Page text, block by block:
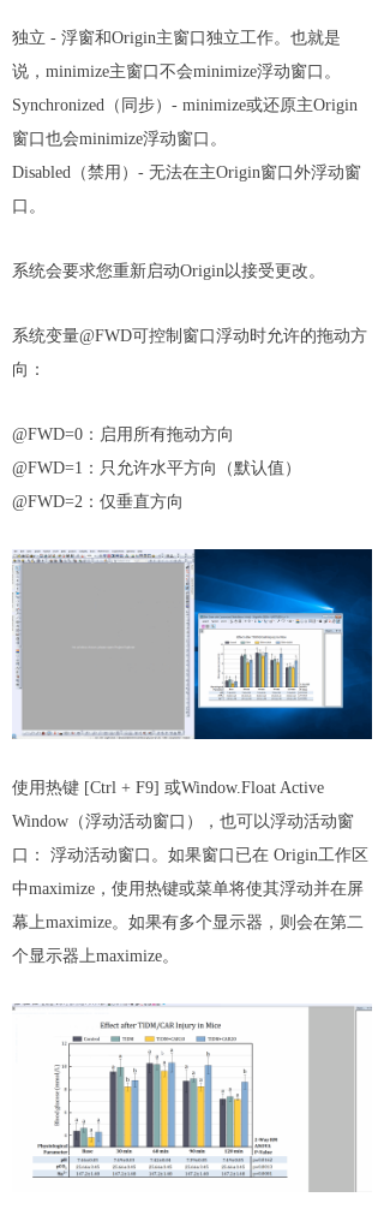
独立 - 浮窗和Origin主窗口独立工作。也就是
说，minimize主窗口不会minimize浮动窗口。
Synchronized（同步）- minimize或还原主Origin
窗口也会minimize浮动窗口。
Disabled（禁用）- 无法在主Origin窗口外浮动窗
口。
系统会要求您重新启动Origin以接受更改。
系统变量@FWD可控制窗口浮动时允许的拖动方
向：
@FWD=0：启用所有拖动方向
@FWD=1：只允许水平方向（默认值）
@FWD=2：仅垂直方向
使用热键 [Ctrl + F9] 或Window.Float Active
Window（浮动活动窗口），也可以浮动活动窗
口： 浮动活动窗口。如果窗口已在 Origin工作区
中maximize，使用热键或菜单将使其浮动并在屏
幕上maximize。如果有多个显示器，则会在第二
个显示器上maximize。